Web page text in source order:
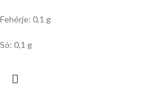
Fehérje: 0,1 g
Só: 0,1 g